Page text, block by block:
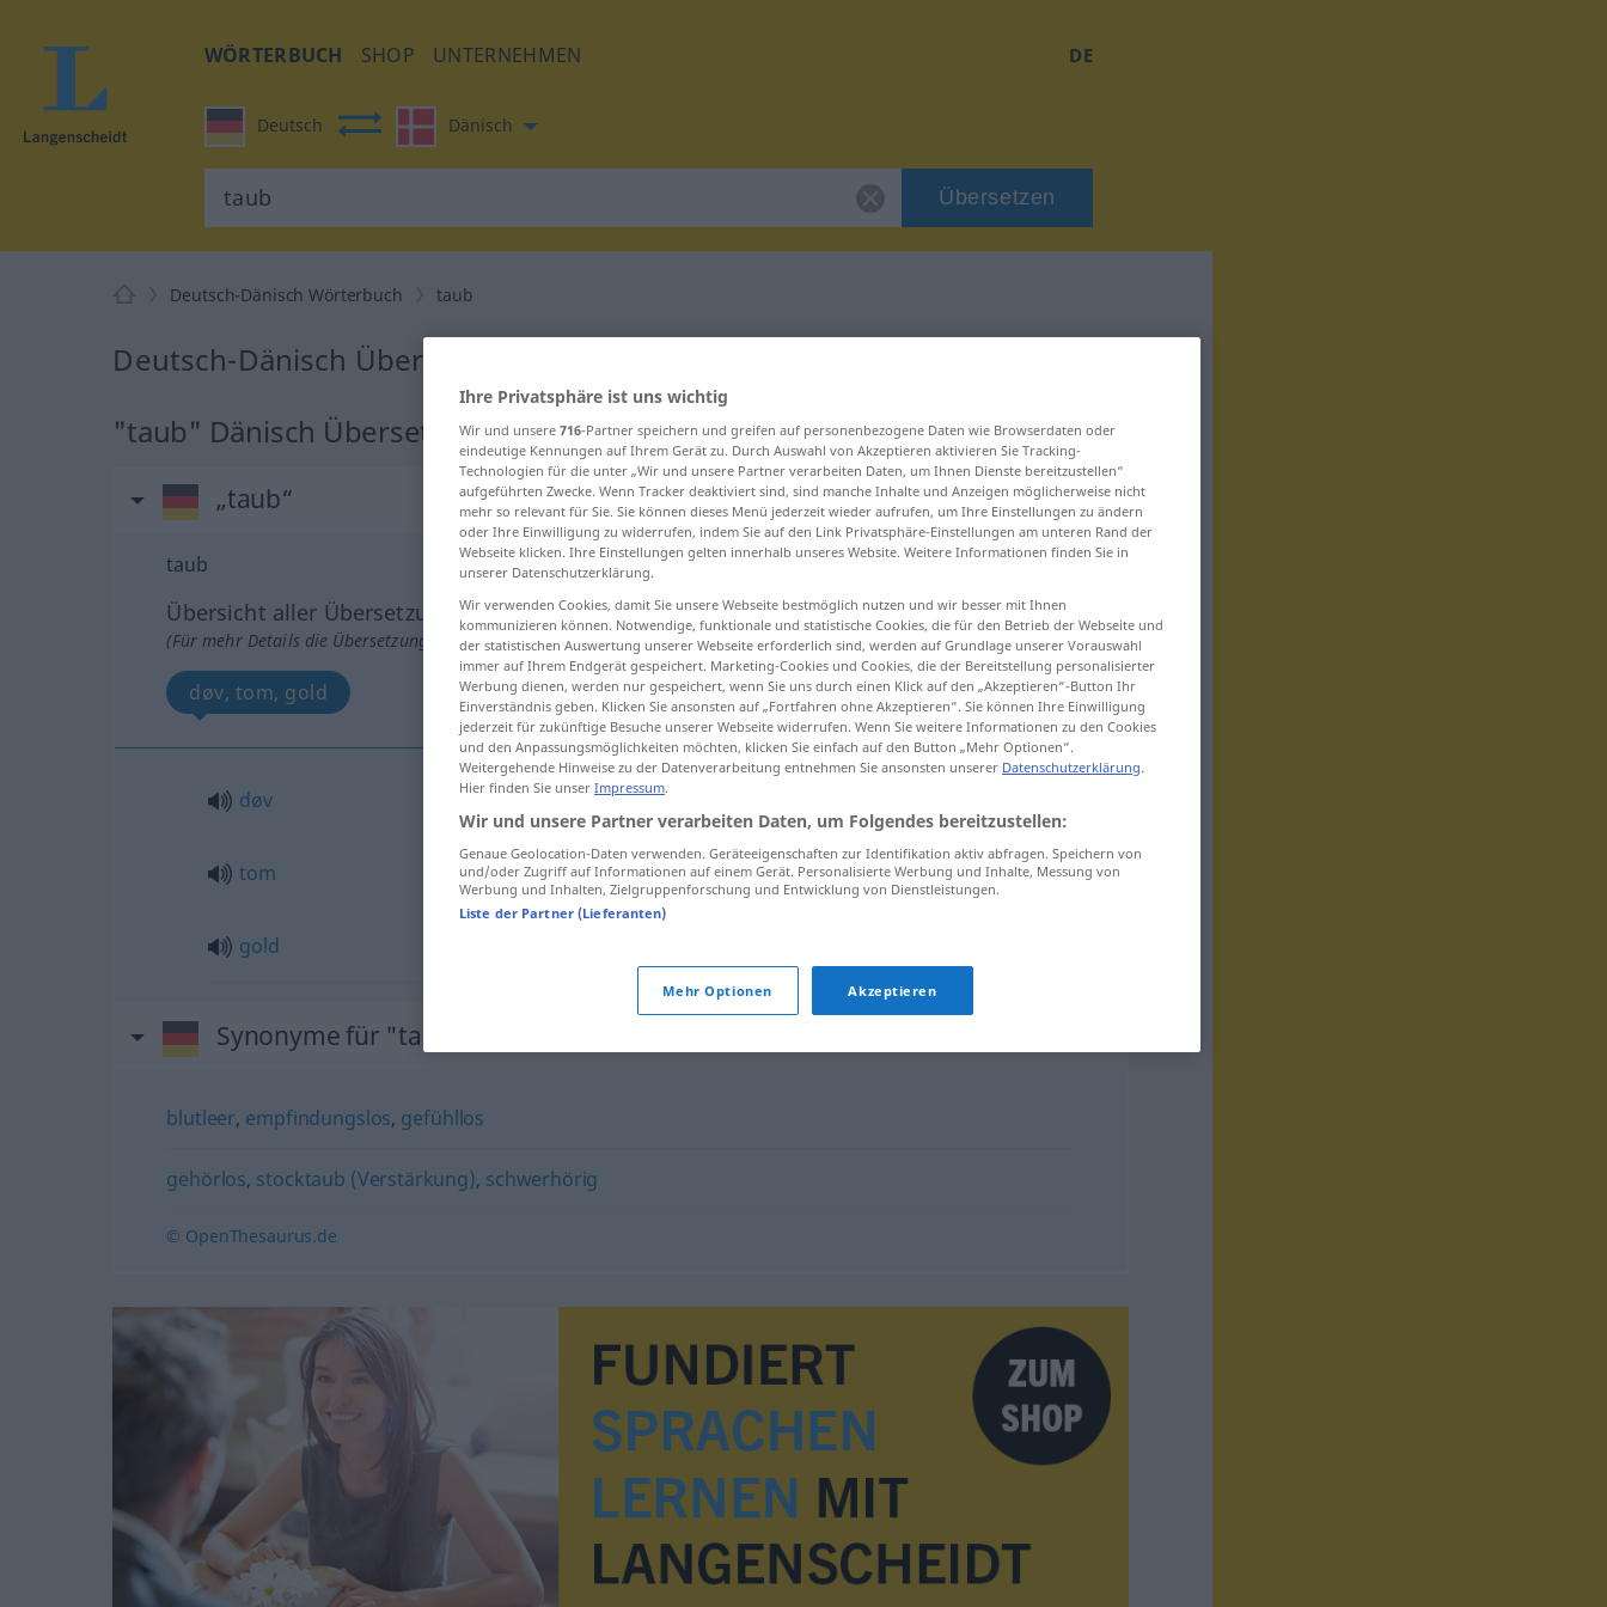
WÖRTERBUCH SHOP UNTERNEHMEN DE
Deutsch Dänisch
Übersetzen
Deutsch-Dänisch Wörterbuch taub
Deutsch-Dänisch Übersetzung für "taub"
"taub" Dänisch Übersetzung
„taub“
taub
Übersicht aller Übersetzungen
(Für mehr Details die Übersetzung anklicken/antippen)
døv, tom, gold
døv
tom taubleer
gold
Synonyme für "taub"
blutleer, empfindungslos, gefühllos
gehörlos, stocktaub (Verstärkung), schwerhörig
© OpenThesaurus.de
Ihre Privatsphäre ist uns wichtig
Wir und unsere 716-Partner speichern und greifen auf personenbezogene Daten wie Browserdaten oder
eindeutige Kennungen auf Ihrem Gerät zu. Durch Auswahl von Akzeptieren aktivieren Sie Tracking-
Technologien für die unter „Wir und unsere Partner verarbeiten Daten, um Ihnen Dienste bereitzustellen“
aufgeführten Zwecke. Wenn Tracker deaktiviert sind, sind manche Inhalte und Anzeigen möglicherweise nicht
mehr so relevant für Sie. Sie können dieses Menü jederzeit wieder aufrufen, um Ihre Einstellungen zu ändern
oder Ihre Einwilligung zu widerrufen, indem Sie auf den Link Privatsphäre-Einstellungen am unteren Rand der
Webseite klicken. Ihre Einstellungen gelten innerhalb unseres Website. Weitere Informationen finden Sie in
unserer Datenschutzerklärung.
Wir verwenden Cookies, damit Sie unsere Webseite bestmöglich nutzen und wir besser mit Ihnen
kommunizieren können. Notwendige, funktionale und statistische Cookies, die für den Betrieb der Webseite und
der statistischen Auswertung unserer Webseite erforderlich sind, werden auf Grundlage unserer Vorauswahl
immer auf Ihrem Endgerät gespeichert. Marketing-Cookies und Cookies, die der Bereitstellung personalisierter
Werbung dienen, werden nur gespeichert, wenn Sie uns durch einen Klick auf den „Akzeptieren“-Button Ihr
Einverständnis geben. Klicken Sie ansonsten auf „Fortfahren ohne Akzeptieren“. Sie können Ihre Einwilligung
jederzeit für zukünftige Besuche unserer Webseite widerrufen. Wenn Sie weitere Informationen zu den Cookies
und den Anpassungsmöglichkeiten möchten, klicken Sie einfach auf den Button „Mehr Optionen“.
Weitergehende Hinweise zu der Datenverarbeitung entnehmen Sie ansonsten unserer Datenschutzerklärung.
Hier finden Sie unser Impressum.
Wir und unsere Partner verarbeiten Daten, um Folgendes bereitzustellen:
Genaue Geolocation-Daten verwenden. Geräteeigenschaften zur Identifikation aktiv abfragen. Speichern von
und/oder Zugriff auf Informationen auf einem Gerät. Personalisierte Werbung und Inhalte, Messung von
Werbung und Inhalten, Zielgruppenforschung und Entwicklung von Dienstleistungen.
Liste der Partner (Lieferanten)
Mehr Optionen Akzeptieren